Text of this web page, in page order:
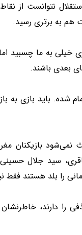
نتوانست از
هم به برتری رسید.
به ما چسبید
بعدی باشند.
شده. باید بازی به
نمی‌شود
سید جلال
را بلد هستند فقط
دارند، خاطرنشان